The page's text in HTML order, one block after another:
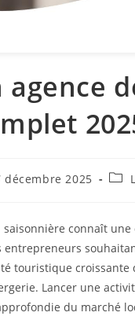
agence
décembre 2025
saisonnière connaît
touristique
Lancer une
du marché